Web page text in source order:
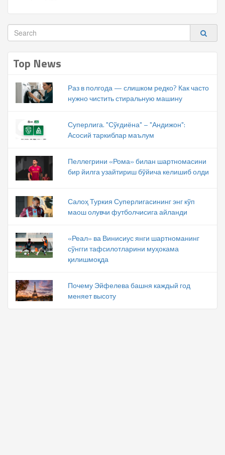
Top News
Раз в полгода — слишком редко? Как часто
нужно чистить стиральную машину
Суперлига. "Сўғдиёна" – "Андижон":
Асосий таркиблар маълум
Пеллегрини «Рома» билан шартномасини
бир йилга узайтириш бўйича келишиб олди
Салоҳ Туркия Суперлигасининг энг кўп
маош олувчи футболчисига айланди
«Реал» ва Винисиус янги шартноманинг
сўнгги тафсилотларини муҳокама
қилишмоқда
Почему Эйфелева башня каждый год
меняет высоту